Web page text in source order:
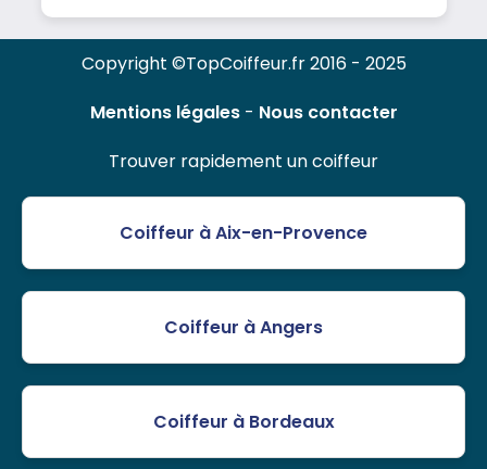
Copyright ©TopCoiffeur.fr 2016 - 2025
Mentions légales- Nous contacter
Trouver rapidement un coiffeur
Coiffeur à Aix-en-Provence
Coiffeur à Angers
Coiffeur à Bordeaux